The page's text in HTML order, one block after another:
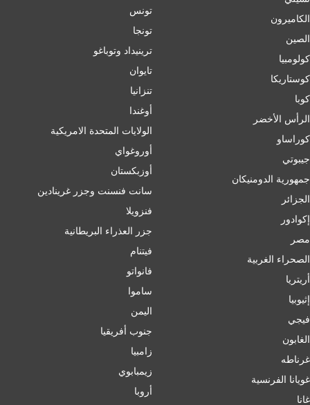
الكاميرون
الصين
کولومبیا
كوستاريكا
كوبا
الرأس الأخضر
كوراساو
جيبوتي
جمهورية الدومنيكان
الجزائر
إكوادور
مصر
الصحراء الغربية
أريتريا
إثيوبيا
فيجي
الغابون
غرناطه
غويانا الفرنسية
غانا
تونس
تونجا
ترينيداد وتوباغو
تايوان
تنزانيا
أوغندا
الولايات المتحدة الامريكية
أوروغواي
أوزبكستان
سانت فنسنت وجزر غرينادين
فنزويلا
جزر العذراء البريطانية
فيتنام
فانواتو
ساموا
اليمن
جنوب أفريقيا
زامبيا
زيمبابوي
أروبا